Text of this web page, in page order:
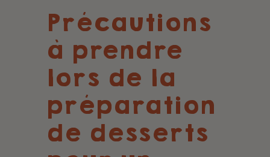
Précautions
à prendre
lors de la
préparation
de desserts